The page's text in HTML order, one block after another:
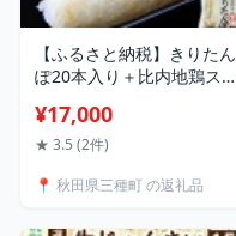
【ふるさと納税】きりたん
ぽ20本入り＋比内地鶏スー
¥17,000
★ 3.5 (2件)
📍 秋田県三種町 の返礼品